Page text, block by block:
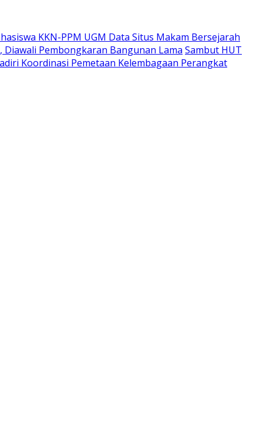
KKN-PPM UGM Data Situs Makam Bersejarah
Diawali Pembongkaran Bangunan Lama Sambut HUT
Koordinasi Pemetaan Kelembagaan Perangkat